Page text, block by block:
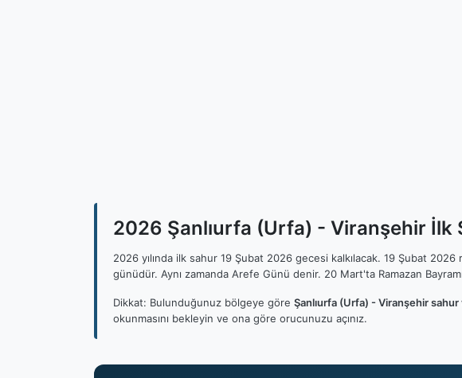
2026 Şanlıurfa (Urfa) - Viranşehir İlk
2026 yılında ilk sahur 19 Şubat 2026 gecesi kalkılacak. 19 Şubat
günüdür. Aynı zamanda Arefe Günü denir. 20 Mart'ta Ramazan
Dikkat: Bulunduğunuz bölgeye göre Şanlıurfa (Urfa) - Viranşehir sahur
okunmasını bekleyin ve ona göre orucunuzu açınız.